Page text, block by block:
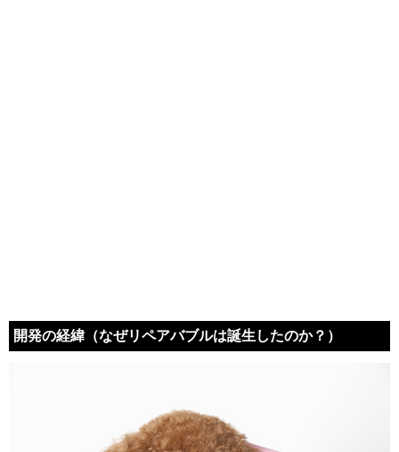
開発の経緯（なぜリペアバブルは誕生したのか？）